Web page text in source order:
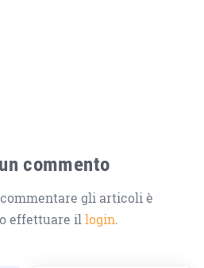
commento
gli articoli è
effettuare illogin.